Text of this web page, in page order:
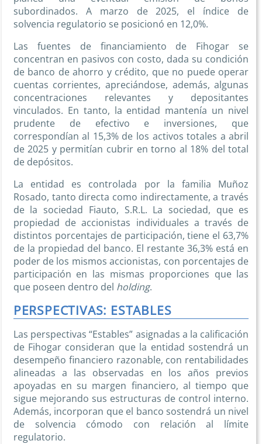
subordinados. A marzo de 2025, el índice de
solvencia regulatorio se posicionó en 12,0%.
Las fuentes de financiamiento de Fihogar se
concentran en pasivos con costo, dada su condición
de banco de ahorro y crédito, que no puede operar
cuentas corrientes, apreciándose, además, algunas
concentraciones relevantes y depositantes
vinculados. En tanto, la entidad mantenía un nivel
prudente de efectivo e inversiones, que
correspondían al 15,3% de los activos totales a abril
de 2025 y permitían cubrir en torno al 18% del total
de depósitos.
La entidad es controlada por la familia Muñoz
Rosado, tanto directa como indirectamente, a través
de la sociedad Fiauto, S.R.L. La sociedad, que es
propiedad de accionistas individuales a través de
distintos porcentajes de participación, tiene el 63,7%
de la propiedad del banco. El restante 36,3% está en
poder de los mismos accionistas, con porcentajes de
participación en las mismas proporciones que las
que poseen dentro del holding.
PERSPECTIVAS: ESTABLES
Las perspectivas “Estables” asignadas a la calificación
de Fihogar consideran que la entidad sostendrá un
desempeño financiero razonable, con rentabilidades
alineadas a las observadas en los años previos
apoyadas en su margen financiero, al tiempo que
sigue mejorando sus estructuras de control interno.
Además, incorporan que el banco sostendrá un nivel
de solvencia cómodo con relación al límite
regulatorio.